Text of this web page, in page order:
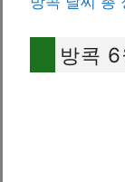
방콕